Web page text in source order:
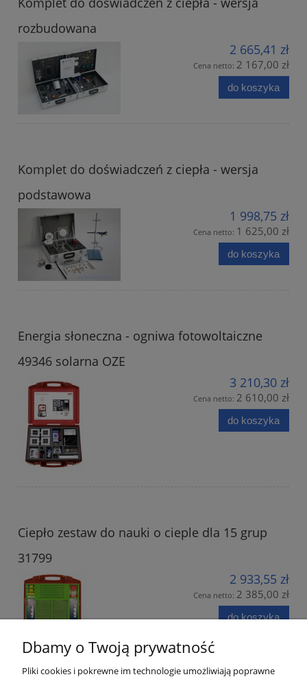
rozbudowana
2 665,41 zł
Cena netto: 2 167,00 zł
do koszyka
Komplet do doświadczeń z ciepła - wersja
podstawowa
1 998,75 zł
Cena netto: 1 625,00 zł
do koszyka
Energia słoneczna - ogniwa fotowoltaiczne
49346 solarna OZE
3 210,30 zł
Cena netto: 2 610,00 zł
do koszyka
Ciepło zestaw do nauki o cieple dla 15 grup
31799
2 933,55 zł
Cena netto: 2 385,00 zł
do koszyka
Dbamy o Twoją prywatność
Pliki cookies i pokrewne im technologie umożliwiają poprawne